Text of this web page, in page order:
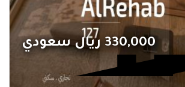
330,000 ريال سعودي